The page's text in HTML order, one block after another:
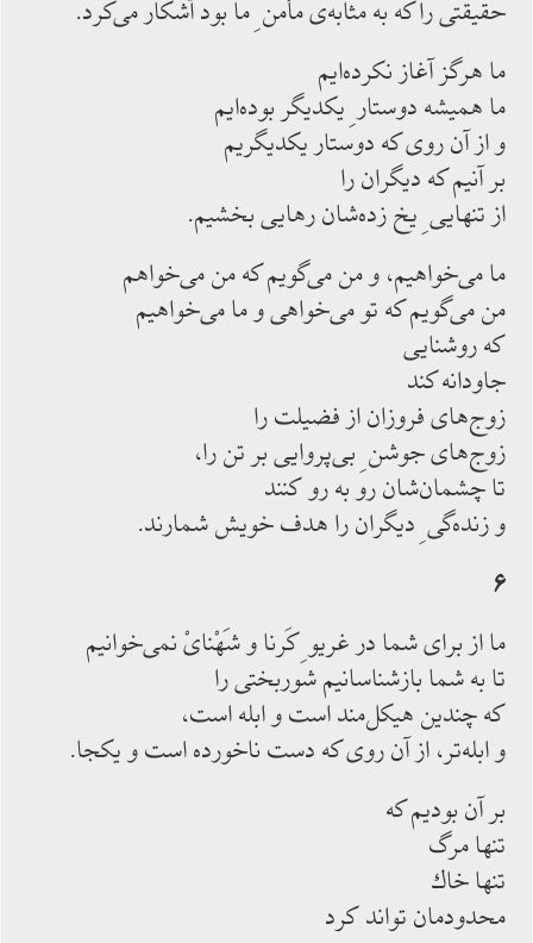
حقيقتى را كه به مثابه‌ى مأمن ِ ما بود آشكار مى‌كرد.
ما هرگز آغاز نكرده‌ايم
ما هميشه دوستار ِ يكديگر بوده‌ايم
و از آن روى كه دوستار يكديگريم
بر آنيم كه ديگران را
از تنهايى ِ يخ زده‌شان رهايى بخشيم.
ما مى‌خواهيم، و من مى‌گويم كه من مى‌خواهم
من مى‌گويم كه تو مى‌خواهى و ما مى‌خواهيم
كه روشنايى
جاودانه كند
زوج‌هاى فروزان از فضيلت را
زوج‌هاى جوشن ِ بى‌پروايى بر تن را،
تا چشمان‌شان رو به رو كنند
و زنده‌گى ِ ديگران را هدف خويش شمارند.
۶
ما از براى شما در غريو ِ كَرنا و شَهْناىْ نمى‌خوانيم
تا به شما بازشناسانيم شوربختى را
كه چندين هيكل‌مند است و ابله است،
و ابله‌تر، از آن روى كه دست ناخورده است و يكجا.
بر آن بوديم كه
تنها مرگ
تنها خاك
محدودمان تواند كرد